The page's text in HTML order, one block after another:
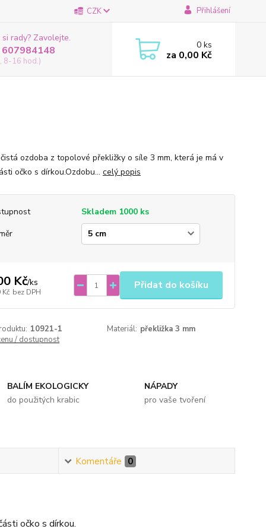
CZK Přihlášení
rady? Zavolejte.
8-16 hod.)
0ks
za 0,00 Kč
ozdoba z topolové překližky o síle 3 mm, která je má v
očko s dírkou.Ozdobu... celý popis
Skladem 1000 ks
Kč/ks
Kč bez DPH
Přidat do košíku
10921-1 Materiál: překližka 3 mm
/ dostupnost
BALÍM EKOLOGICKY
do použitých krabic
NÁPADY
pro vaše tvoření
Komentáře 0
očko s dírkou.